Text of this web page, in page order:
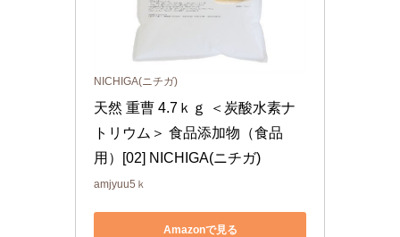
NICHIGA(ニチガ)
天然 重曹 4.7ｋｇ ＜炭酸水素ナ
トリウム＞ 食品添加物（食品
用）[02] NICHIGA(ニチガ)
amjyuu5ｋ
Amazonで見る